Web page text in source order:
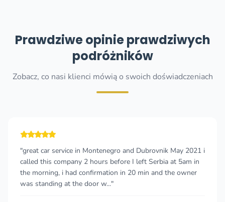
Prawdziwe opinie prawdziwych
podróżników
Zobacz, co nasi klienci mówią o swoich doświadczeniach
"great car service in Montenegro and Dubrovnik May 2021 i
called this company 2 hours before I left Serbia at 5am in
the morning, i had confirmation in 20 min and the owner
was standing at the door w..."